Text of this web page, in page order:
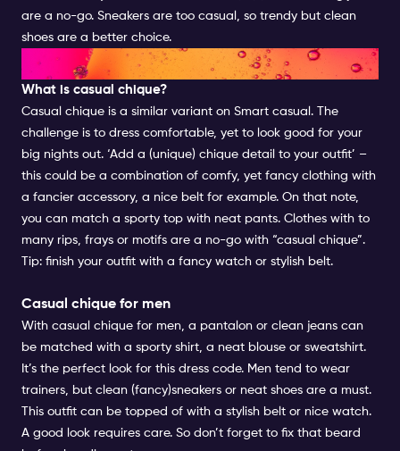
are a no-go. Sneakers are too casual, so trendy but clean
shoes are a better choice.
CASUAL CHIQUE FOR MEN
What is casual chique?
Casual chique is a similar variant on Smart casual. The
challenge is to dress comfortable, yet to look good for your
big nights out. ‘Add a (unique) chique detail to your outfit’ –
this could be a combination of comfy, yet fancy clothing with
a fancier accessory, a nice belt for example. On that note,
you can match a sporty top with neat pants. Clothes with to
many rips, frays or motifs are a no-go with “casual chique”.
Tip: finish your outfit with a fancy watch or stylish belt.
Casual chique for men
With casual chique for men, a pantalon or clean jeans can
be matched with a sporty shirt, a neat blouse or sweatshirt.
It’s the perfect look for this dress code. Men tend to wear
trainers, but clean (fancy)sneakers or neat shoes are a must.
This outfit can be topped of with a stylish belt or nice watch.
A good look requires care. So don’t forget to fix that beard